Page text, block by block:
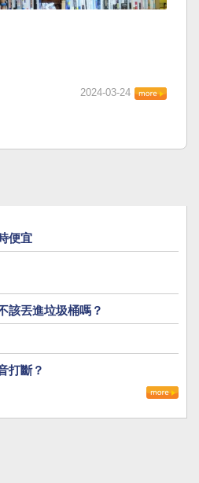
2024-03-24
便宜
該丟進垃圾桶嗎？
打斷？